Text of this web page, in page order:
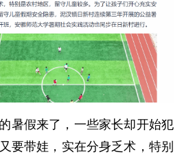
暑假来了，一些家长却开始犯
要带娃，实在分身乏术，特别